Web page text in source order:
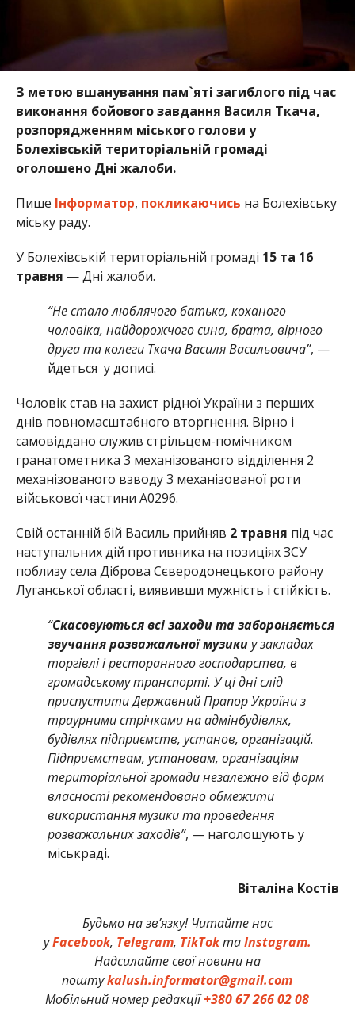
З метою вшанування пам`яті загиблого під час
виконання бойового завдання Василя Ткача,
розпорядженням міського голови у
Болехівській територіальній громаді
оголошено Дні жалоби.
Пише Інформатор, покликаючись на Болехівську
міську раду.
У Болехівській територіальній громаді 15 та 16
травня — Дні жалоби.
“Не стало люблячого батька, коханого
чоловіка, найдорожчого сина, брата, вірного
друга та колеги Ткача Василя Васильовича”, —
йдеться у дописі.
Чоловік став на захист рідної України з перших
днів повномасштабного вторгнення. Вірно і
самовіддано служив стрільцем-помічником
гранатометника 3 механізованого відділення 2
механізованого взводу 3 механізованої роти
військової частини А0296.
Свій останній бій Василь прийняв 2 травня під час
наступальних дій противника на позиціях ЗСУ
поблизу села Діброва Сєверодонецького району
Луганської області, виявивши мужність і стійкість.
“Скасовуються всі заходи та забороняється
звучання розважальної музикиу закладах
торгівлі і ресторанного господарства, в
громадському транспорті. У ці дні слід
приспустити Державний Прапор України з
траурними стрічками на адмінбудівлях,
будівлях підприємств, установ, організацій.
Підприємствам, установам, організаціям
територіальної громади незалежно від форм
власності рекомендовано обмежити
використання музики та проведення
розважальних заходів”, — наголошують у
міськраді.
Віталіна Костів
Будьмо на зв’язку! Читайте нас
уFacebook, Telegram, TikTokтаInstagram.
Надсилайте свої новини на
поштуkalush.informator@gmail.com
Мобільний номер редакції+380 67 266 02 08